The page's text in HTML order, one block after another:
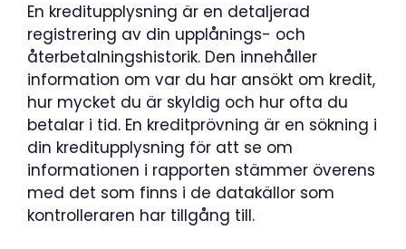
En kreditupplysning är en detaljerad
registrering av din upplånings- och
återbetalningshistorik. Den innehåller
information om var du har ansökt om kredit,
hur mycket du är skyldig och hur ofta du
betalar i tid. En kreditprövning är en sökning i
din kreditupplysning för att se om
informationen i rapporten stämmer överens
med det som finns i de datakällor som
kontrolleraren har tillgång till.